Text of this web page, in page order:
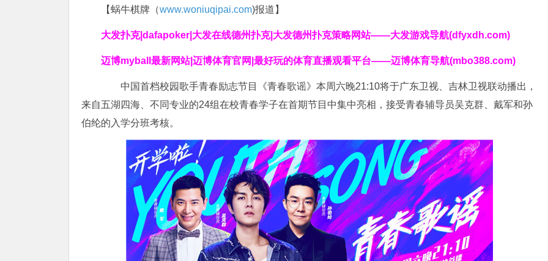
【蜗牛棋牌（www.woniuqipai.com)报道】
大发扑克|dafapoker|大发在线德州扑克|大发德州扑克策略网站——大发游戏导航(dfyxdh.com)
迈博myball最新网站|迈博体育官网|最好玩的体育直播观看平台——迈博体育导航(mbo388.com)
中国首档校园歌手青春励志节目《青春歌谣》本周六晚21:10将于广东卫视、吉林卫视联动播出，
来自五湖四海、不同专业的24组在校青春学子在首期节目中集中亮相，接受青春辅导员吴克群、戴军和孙
伯纶的入学分班考核。